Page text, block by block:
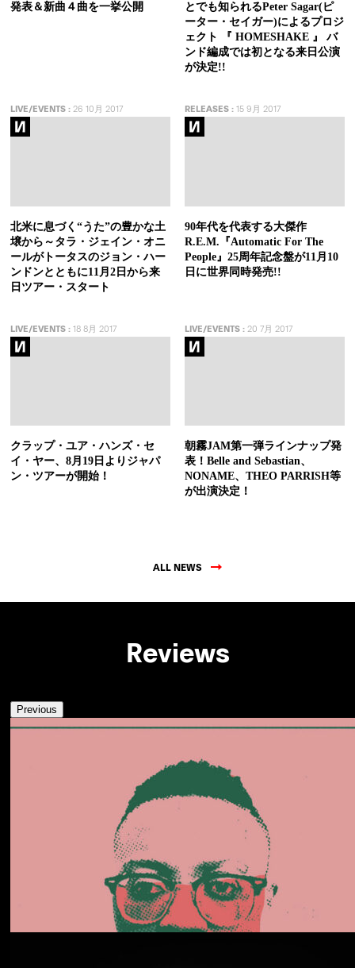
発表＆新曲４曲を一挙公開
とでも知られるPeter Sagar(ピ
ーター・セイガー)によるプロジ
ェクト 『 HOMESHAKE 』 バ
ンド編成では初となる来日公演
が決定!!
LIVE/EVENTS : 26 10月 2017
北米に息づく“うた”の豊かな土
壌から～タラ・ジェイン・オニ
ールがトータスのジョン・ハー
ンドンとともに11月2日から来
日ツアー・スタート
RELEASES:15 9月 2017
90年代を代表する大傑作
R.E.M.『Automatic For The
People』25周年記念盤が11月10
日に世界同時発売!!
LIVE/EVENTS : 18 8月 2017
クラップ・ユア・ハンズ・セ
イ・ヤー、8月19日よりジャパ
ン・ツアーが開始！
LIVE/EVENTS:20 7月 2017
朝霧JAM第一弾ラインナップ発
表！Belle and Sebastian、
NONAME、THEO PARRISH等
が出演決定！
ALL NEWS
Reviews
Previous